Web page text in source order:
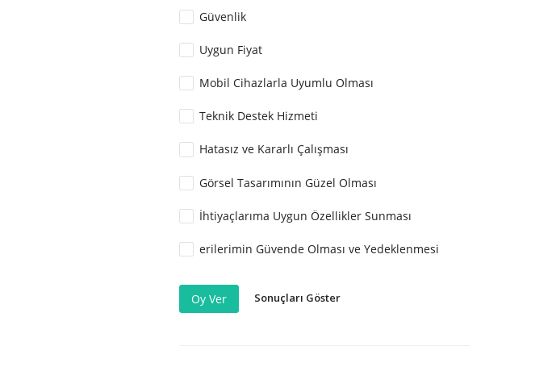
Güvenlik
Uygun Fiyat
Mobil Cihazlarla Uyumlu Olması
Teknik Destek Hizmeti
Hatasız ve Kararlı Çalışması
Görsel Tasarımının Güzel Olması
İhtiyaçlarıma Uygun Özellikler Sunması
erilerimin Güvende Olması ve Yedeklenmesi
Oy Ver Sonuçları Göster